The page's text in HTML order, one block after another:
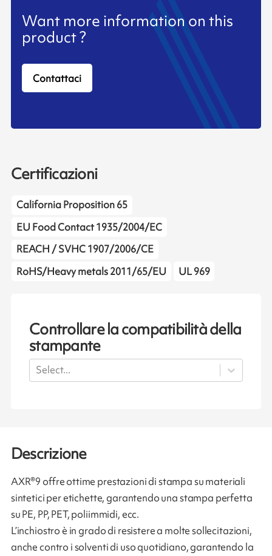
Want more information on this
product ?
Contattaci
Certificazioni
California Proposition 65
EU Food Contact 1935/2004/EC
REACH / SVHC 1907/2006/CE
RoHS/Heavy metals 2011/65/EU
UL 969
Controllare la compatibilità della
stampante
Select...
Descrizione
AXR®9 offre ottime prestazioni di stampa su materiali
sintetici per etichette, garantendo una stampa perfetta
su PE, PP, PET, poliimmidi, ecc.
L’inchiostro è in grado di resistere a molte sollecitazioni,
anche contro i solventi di uso quotidiano, garantendo la